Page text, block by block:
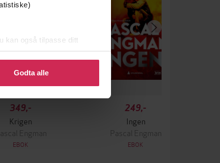
kan også tilpasse ditt
eller endre ditt samtykke.
Godta alle
349,-
Krigen
Engman
EBOK
249,-
Ingen
Pascal Engman
EBOK